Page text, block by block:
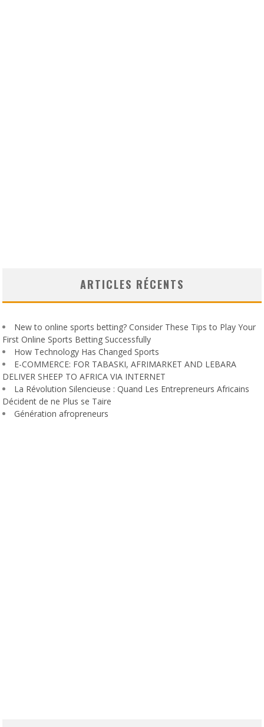
ARTICLES RÉCENTS
New to online sports betting? Consider These Tips to Play Your
First Online Sports Betting Successfully
How Technology Has Changed Sports
E-COMMERCE: FOR TABASKI, AFRIMARKET AND LEBARA
DELIVER SHEEP TO AFRICA VIA INTERNET
La Révolution Silencieuse : Quand Les Entrepreneurs Africains
Décident de ne Plus se Taire
Génération afropreneurs